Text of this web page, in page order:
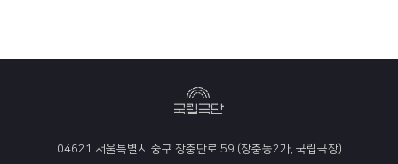
04621 서울특별시 중구 장충단로 59 (장충동2가, 국립극장)